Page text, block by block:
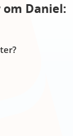
Daniel: